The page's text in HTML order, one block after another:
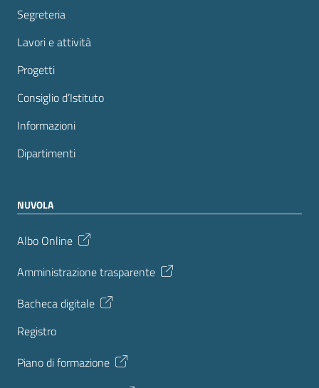
Segreteria
Lavori e attività
Progetti
Consiglio d’Istituto
Informazioni
Dipartimenti
NUVOLA
Albo Online
Amministrazione trasparente
Bacheca digitale
Registro
Piano di formazione